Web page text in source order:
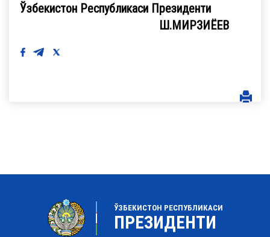
Ўзбекистон Республикаси Президенти
Ш.МИРЗИЁЕВ
ЎЗБЕКИСТОН РЕСПУБЛИКАСИ
ПРЕЗИДЕНТИ